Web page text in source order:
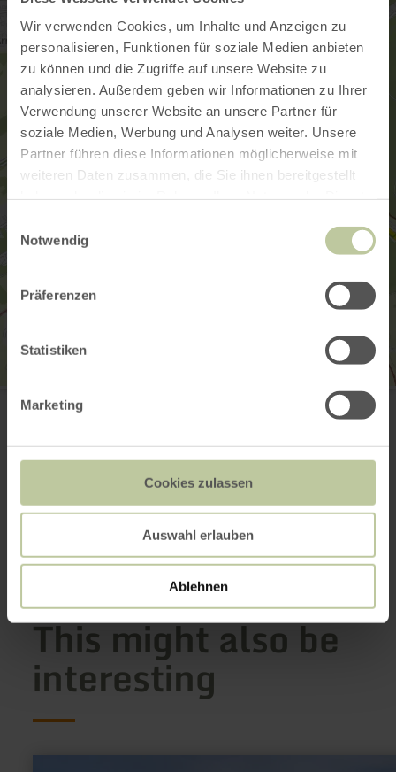
Wir verwenden Cookies, um Inhalte und Anzeigen zu
personalisieren, Funktionen für soziale Medien anbieten
zu können und die Zugriffe auf unsere Website zu
analysieren. Außerdem geben wir Informationen zu Ihrer
Verwendung unserer Website an unsere Partner für
soziale Medien, Werbung und Analysen weiter. Unsere
Partner führen diese Informationen möglicherweise mit
weiteren Daten zusammen, die Sie ihnen bereitgestellt
Notwendig
Präferenzen
Statistiken
Marketing
Cookies zulassen
Auswahl erlauben
Ablehnen
Stellplatz Weiheranlagen Blankenheim
Parkplatz an der Weiherhalle
+49 244987223
Email
Plan your arrival
This might also be
interesting